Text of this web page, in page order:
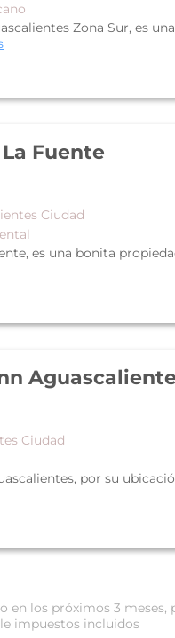
Zona Sur, es una
Fuente
Ciudad
es una bonita
Ciudad
por su
en los próximos 3 meses,
impuestos incluidos